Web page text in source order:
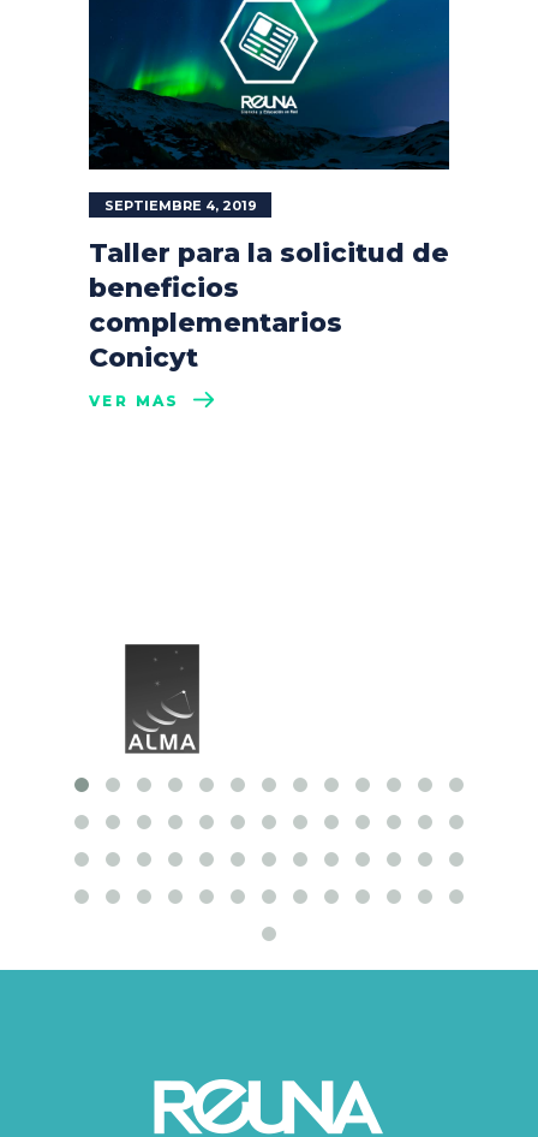
SEPTIEMBRE 4, 2019
Taller para la solicitud de
beneficios
complementarios
Conicyt
VER MÁS